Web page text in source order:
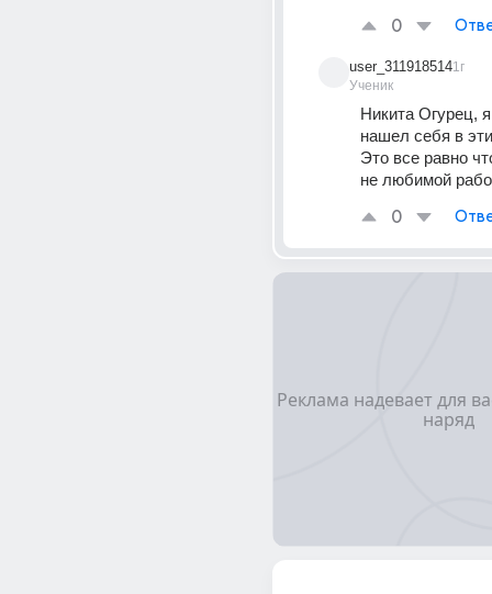
0
user_311918514
Ученик
1г
Никита Огурец,
нашел себя в
Это все равно
не любимой
0